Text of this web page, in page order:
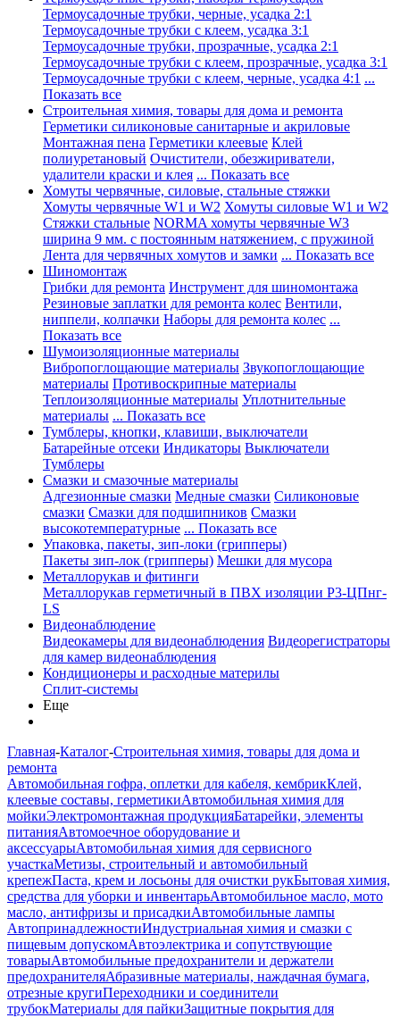
Термоусадочные трубки, черные, усадка 2:1
Термоусадочные трубки с клеем, усадка 3:1
Термоусадочные трубки, прозрачные, усадка 2:1
Термоусадочные трубки с клеем, прозрачные, усадка 3:1
Термоусадочные трубки с клеем, черные, усадка 4:1 ...
Показать все
Строительная химия, товары для дома и ремонта
Герметики силиконовые санитарные и акриловые
Монтажная пена Герметики клеевые Клей
полиуретановый Очистители, обезжириватели,
удалители краски и клея ... Показать все
Хомуты червячные, силовые, стальные стяжки
Хомуты червячные W1 и W2 Хомуты силовые W1 и W2
Стяжки стальные NORMA хомуты червячные W3
ширина 9 мм. с постоянным натяжением, с пружиной
Лента для червячных хомутов и замки ... Показать все
Шиномонтаж
Грибки для ремонта Инструмент для шиномонтажа
Резиновые заплатки для ремонта колес Вентили,
ниппели, колпачки Наборы для ремонта колес ...
Показать все
Шумоизоляционные материалы
Вибропоглощающие материалы Звукопоглощающие
материалы Противоскрипные материалы
Теплоизоляционные материалы Уплотнительные
материалы ... Показать все
Тумблеры, кнопки, клавиши, выключатели
Батарейные отсеки Индикаторы Выключатели
Тумблеры
Смазки и смазочные материалы
Адгезионные смазки Медные смазки Силиконовые
смазки Смазки для подшипников Смазки
высокотемпературные ... Показать все
Упаковка, пакеты, зип-локи (грипперы)
Пакеты зип-лок (грипперы) Мешки для мусора
Металлорукав и фитинги
Металлорукав герметичный в ПВХ изоляции Р3-ЦПнг-
LS
Видеонаблюдение
Видеокамеры для видеонаблюдения Видеорегистраторы
для камер видеонаблюдения
Кондиционеры и расходные материлы
Сплит-системы
Еще
Главная-Каталог-Строительная химия, товары для дома и
ремонта
Автомобильная гофра, оплетки для кабеля, кембрикКлей,
клеевые составы, герметикиАвтомобильная химия для
мойкиЭлектромонтажная продукцияБатарейки, элементы
питанияАвтомоечное оборудование и
аксессуарыАвтомобильная химия для сервисного
участкаМетизы, строительный и автомобильный
крепежПаста, крем и лосьоны для очистки рукБытовая химия,
средства для уборки и инвентарьАвтомобильное масло, мото
масло, антифризы и присадкиАвтомобильные лампы
АвтопринадлежностиИндустриальная химия и смазки с
пищевым допускомАвтоэлектрика и сопутствующие
товарыАвтомобильные предохранители и держатели
предохранителяАбразивные материалы, наждачная бумага,
отрезные кругиПереходники и соединители
трубокМатериалы для пайкиЗащитные покрытия для